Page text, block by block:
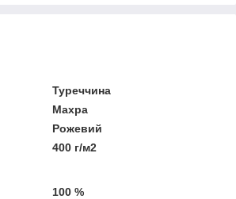
Туреччина
Махра
Рожевий
400 г/м2
100 %